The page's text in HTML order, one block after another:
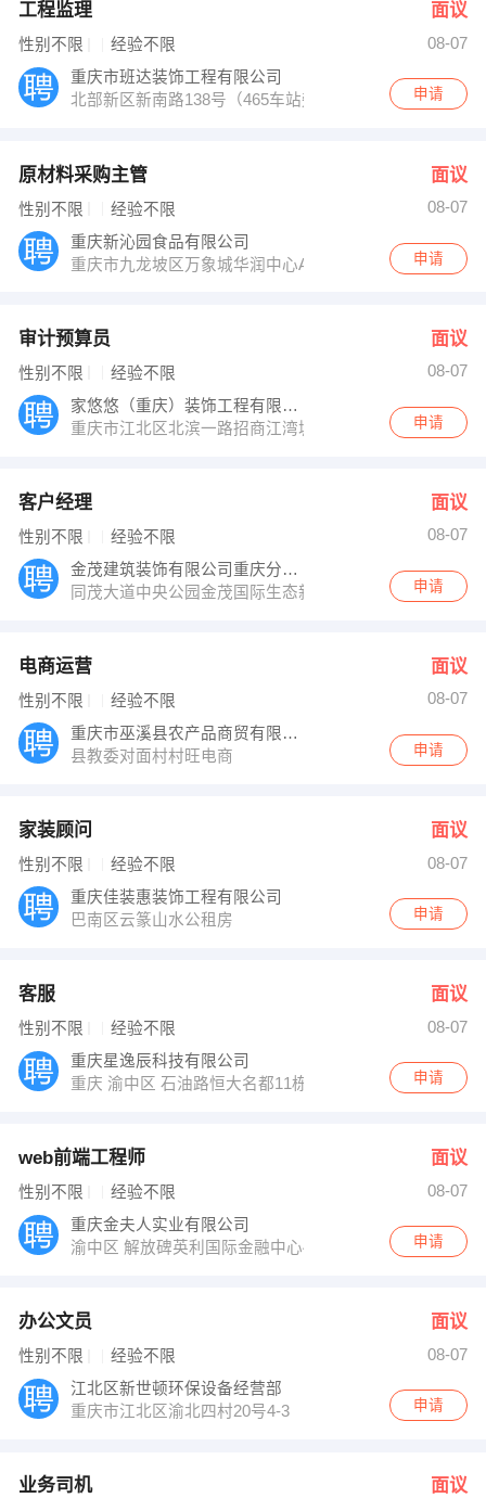
工程监理 面议
性别不限 经验不限
08-07
重庆市班达装饰工程有限公司
北部新区新南路138号（465车站旁）
申请
原材料采购主管 面议
性别不限 经验不限
08-07
重庆新沁园食品有限公司
重庆市九龙坡区万象城华润中心A座
申请
审计预算员 面议
性别不限 经验不限
08-07
家悠悠（重庆）装饰工程有限公司
重庆市江北区北滨一路招商江湾城
申请
客户经理 面议
性别不限 经验不限
08-07
金茂建筑装饰有限公司重庆分公司
同茂大道中央公园金茂国际生态新城
申请
电商运营 面议
性别不限 经验不限
08-07
重庆市巫溪县农产品商贸有限公司
县教委对面村村旺电商
申请
家装顾问 面议
性别不限 经验不限
08-07
重庆佳装惠装饰工程有限公司
巴南区云篆山水公租房
申请
客服 面议
性别不限 经验不限
08-07
重庆星逸辰科技有限公司
重庆 渝中区 石油路恒大名都11栋1005
申请
web前端工程师 面议
性别不限 经验不限
08-07
重庆金夫人实业有限公司
渝中区 解放碑英利国际金融中心41层
申请
办公文员 面议
性别不限 经验不限
08-07
江北区新世顿环保设备经营部
重庆市江北区渝北四村20号4-3
申请
业务司机 面议